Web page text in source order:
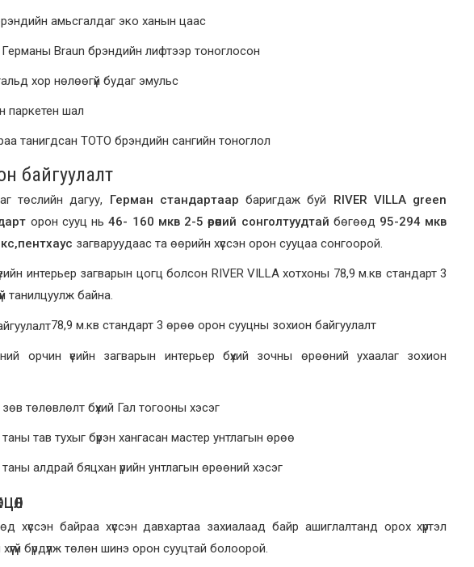
амьсгалдаг эко ханын цаас
Braun брэндийн лифтээр тоноглосон
хор нөлөөгүй будаг эмульс
паркетен шал
танигдсан TOTO брэндийн сангийн тоноглол
байгуулалт
төслийн дагуу, Герман стандартаар баригдаж буй
RIVER VILLA green
орон сууц нь46- 160 мкв 2-5 өрөөний сонголтуудтай бөгөөд 95-294 мкв
загваруудаас та өөрийн хүссэн орон сууцаа сонгоорой.
интерьер загварын цогц болсон RIVER VILLA хотхоны 78,9 м.кв стандарт 3
танилцуулж байна.
78,9 м.кв стандарт 3 өрөө орон сууцны зохион байгуулалт
орчин үеийн загварын интерьер бүхий зочны өрөөний ухаалаг зохион
төлөвлөлт бүхий Гал тогооны хэсэг
тав тухыг бүрэн хангасан мастер унтлагын өрөө
алдрай бяцхан үрийн унтлагын өрөөний хэсэг
хүссэн байраа хүссэн давхартаа захиалаад байр ашиглалтанд орох хүртэл
бүрдүүлж төлөн шинэ орон сууцтай болоорой.